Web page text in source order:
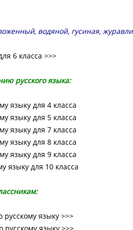
водяной, гусиная,
6 класса >>>
русского языка:
языку для 4 класса
языку для 5 класса
языку для 7 класса
языку для 8 класса
языку для 9 класса
языку для 10 класса
русскому языку >>>